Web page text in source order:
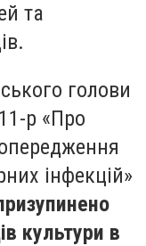
та
голови
р «Про
інфекцій»
культури в